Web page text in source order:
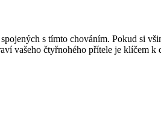
s tímto chováním. Pokud si
vašeho čtyřnohého přítele je klíčem k